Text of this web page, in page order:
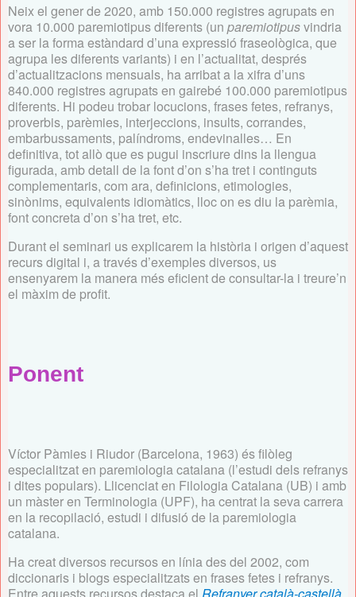
Neix el gener de 2020, amb 150.000 registres agrupats en
vora 10.000 paremiotipus diferents (un paremiotipusvindria
a ser la forma estàndard d’una expressió fraseològica, que
agrupa les diferents variants) i en l’actualitat, després
d’actualitzacions mensuals, ha arribat a la xifra d’uns
840.000 registres agrupats en gairebé 100.000 paremiotipus
diferents. Hi podeu trobar locucions, frases fetes, refranys,
proverbis, parèmies, interjeccions, insults, corrandes,
embarbussaments, palíndroms, endevinalles… En
definitiva, tot allò que es pugui inscriure dins la llengua
figurada, amb detall de la font d’on s’ha tret i continguts
complementaris, com ara, definicions, etimologies,
sinònims, equivalents idiomàtics, lloc on es diu la parèmia,
font concreta d’on s’ha tret, etc.
Durant el seminari us explicarem la història i origen d’aquest
recurs digital i, a través d’exemples diversos, us
ensenyarem la manera més eficient de consultar-la i treure’n
el màxim de profit.
Ponent
Víctor Pàmies i Riudor (Barcelona, 1963) és filòleg
especialitzat en paremiologia catalana (l’estudi dels refranys
i dites populars). Llicenciat en Filologia Catalana (UB) i amb
un màster en Terminologia (UPF), ha centrat la seva carrera
en la recopilació, estudi i difusió de la paremiologia
catalana.
Ha creat diversos recursos en línia des del 2002, com
diccionaris i blogs especialitzats en frases fetes i refranys.
Entre aquests recursos destaca el Refranyer català-castellà